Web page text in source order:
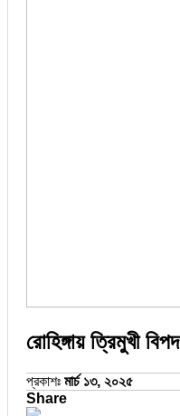
রোহিঙ্গায় ত্রিমুখী বিপদ
প্রকাশঃ মার্চ ১৩, ২০২৫
Share